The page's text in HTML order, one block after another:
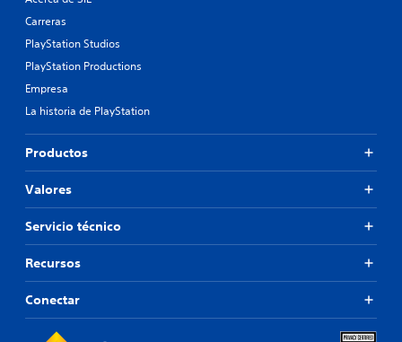
Carreras
PlayStation Studios
PlayStation Productions
Empresa
La historia de PlayStation
Productos
Valores
Servicio técnico
Recursos
Conectar